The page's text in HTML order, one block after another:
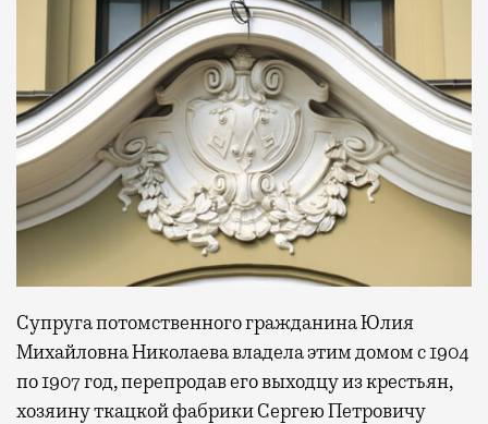
Супруга потомственного гражданина Юлия
Михайловна Николаева владела этим домом с 1904
по 1907 год, перепродав его выходцу из крестьян,
хозяину ткацкой фабрики Сергею Петровичу